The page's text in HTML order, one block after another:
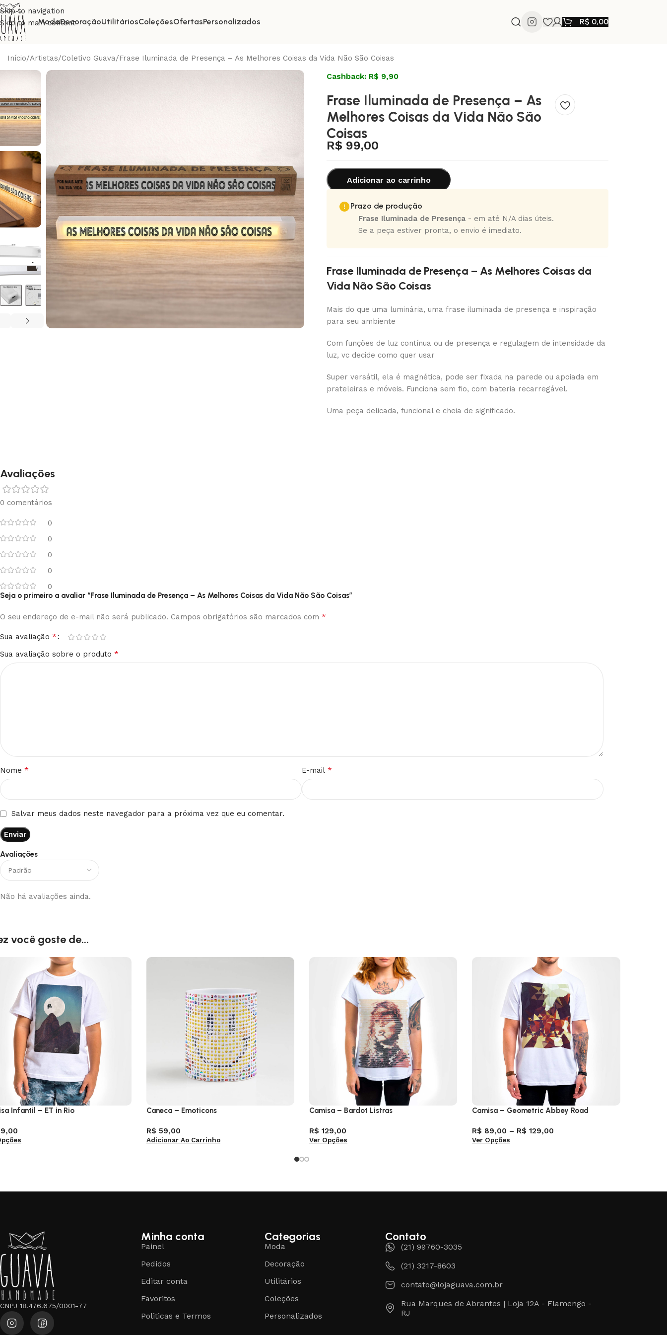
Skip to navigation
Skip to main content
ModaDecoraçãoUtilitáriosColeçõesOfertasPersonalizados R$ 0,00
Início Artistas Coletivo Guava Frase Iluminada de Presença – As Melhores Coisas da Vida Não São Coisas
Cashback: R$ 9,90
Frase Iluminada de Presença – As
Melhores Coisas da Vida Não São
Coisas
R$ 99,00
Adicionar ao carrinho
Prazo de produção
Frase Iluminada de Presença - em até N/A dias úteis.
Se a peça estiver pronta, o envio é imediato.
Frase Iluminada de Presença – As Melhores Coisas da
Vida Não São Coisas
Mais do que uma luminária, uma frase iluminada de presença e inspiração
para seu ambiente
Com funções de luz contínua ou de presença e regulagem de intensidade da
luz, vc decide como quer usar
Super versátil, ela é magnética, pode ser fixada na parede ou apoiada em
prateleiras e móveis. Funciona sem fio, com bateria recarregável.
Uma peça delicada, funcional e cheia de significado.
Avaliações
0 comentários
0
0
0
0
0
Avaliações
Não há avaliações ainda.
Seja o primeiro a avaliar “Frase Iluminada de Presença – As Melhores Coisas da Vida Não São Coisas”
O seu endereço de e-mail não será publicado. Campos obrigatórios são marcados com *
Sua avaliação *
Sua avaliação sobre o produto *
Nome * E-mail *
Salvar meus dados neste navegador para a próxima vez que eu comentar.
você goste de...
Infantil – ET in Rio Caneca – Emoticons
R$ 59,00
Adicionar Ao Carrinho
Camisa – Bardot Listras
R$ 129,00
Ver Opções
Camisa – Geometric Abbey Road
R$ 89,00 – R$ 129,00
Ver Opções
CNPJ 18.476.675/0001-77
Minha conta
Painel
Pedidos
Editar conta
Favoritos
Politicas e Termos
Categorias
Moda
Decoração
Utilitários
Coleções
Personalizados
Contato
(21) 99760-3035
(21) 3217-8603
contato@lojaguava.com.br
Rua Marques de Abrantes | Loja 12A - Flamengo -
RJ